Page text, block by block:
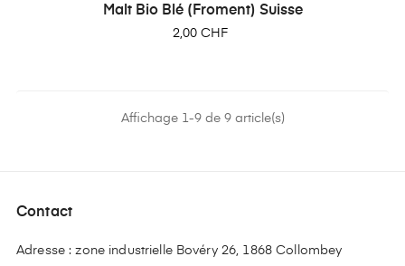
Malt Bio Blé (froment) Suisse
Prix
2,00 CHF
Affichage 1-9 de 9 article(s)
Contact
Adresse : zone industrielle Bovéry 26, 1868 Collombey